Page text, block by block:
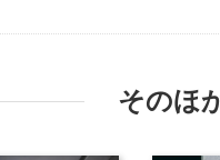
そのほ